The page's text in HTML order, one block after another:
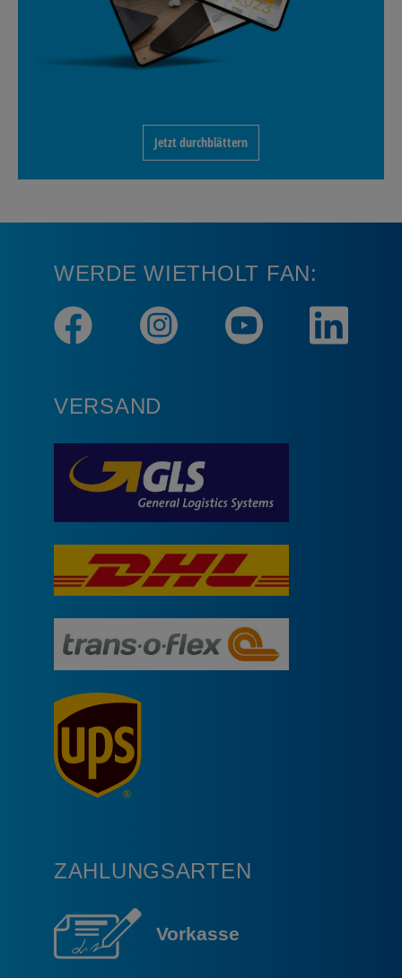
Jetzt durchblättern
WERDE WIETHOLT FAN:
VERSAND
ZAHLUNGSARTEN
Vorkasse